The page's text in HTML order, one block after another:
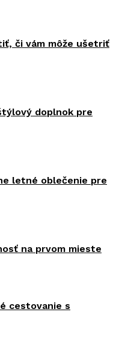
či vám môže ušetriť
doplnok pre
letné oblečenie pre
na prvom mieste
cestovanie s